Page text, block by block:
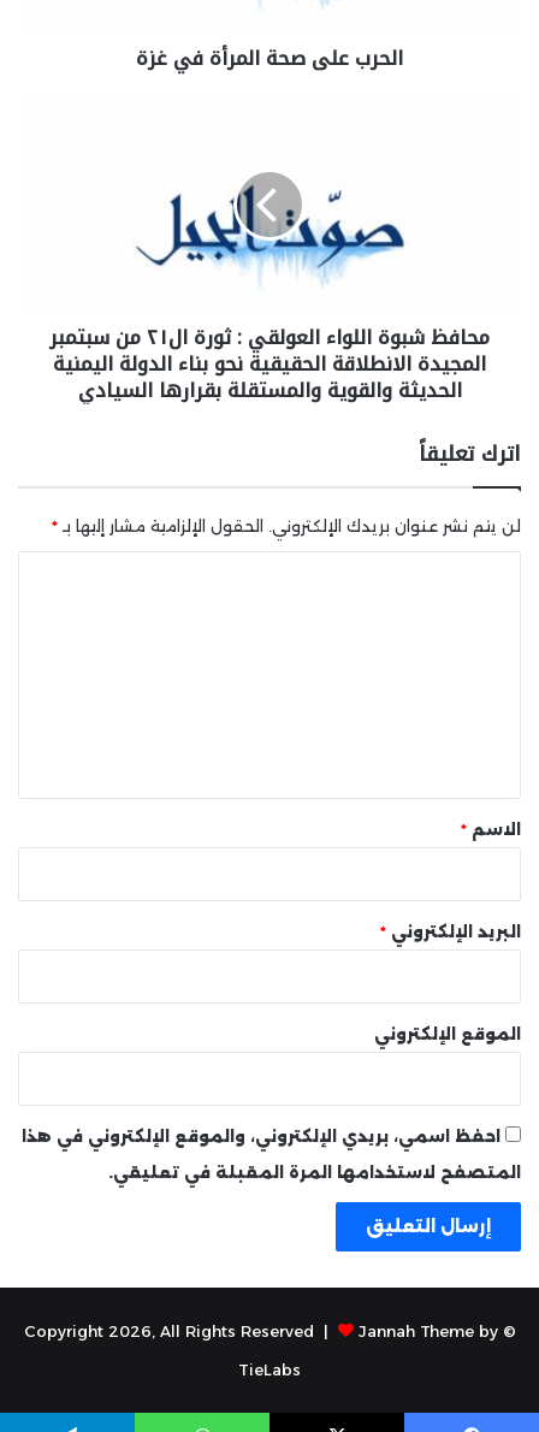
الحرب على صحة المرأة في غزة
محافظ شبوة اللواء العولقي : ثورة ال٢١ من سبتمبر
المجيدة الانطلاقة الحقيقية نحو بناء الدولة اليمنية
الحديثة والقوية والمستقلة بقرارها السيادي
اترك تعليقاً
لن يتم نشر عنوان بريدك الإلكتروني. الحقول الإلزامية مشار إليها بـ *
* الاسم *
البريد الإلكتروني *
الموقع الإلكتروني
احفظ اسمي، بريدي الإلكتروني، والموقع الإلكتروني في هذا
المتصفح لاستخدامها المرة المقبلة في تعليقي.
© Copyright 2026, All Rights Reserved |
Jannah Theme by
TieLabs